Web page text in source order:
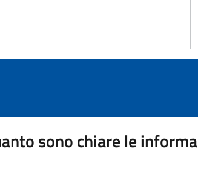
sono chiare le